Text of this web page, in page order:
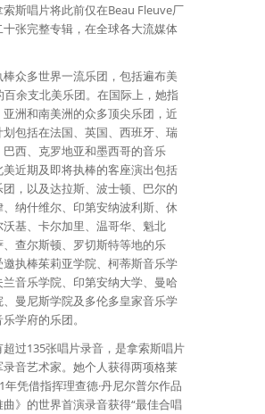
斯唱片将此前仅在Beau Fleuve厂
十张完整专辑，在全球各大流媒体
众多世界一流乐团，包括遍布美
百余支北美乐团。在国际上，她指
洲和南美洲的众多顶尖乐团，近
包括在法国、英国、西班牙、瑞
西、克罗地亚和墨西哥的音乐
近期及即将执棒的客座演出包括
团，以及达拉斯、波士顿、巴尔的
、纳什维尔、印第安纳波利斯、休
基、卡尔加里、温哥华、魁北
、查尔斯顿、罗切斯特等地的乐
邀执棒茱莉亚学院、柯蒂斯音乐学
音乐学院、印第安纳大学、曼哈
曼尼斯学院及多伦多皇家音乐学
学府的乐团。
过135张唱片录音，是拿索斯唱片
音艺术家。她个人获得两项格莱
年凭借指挥理查德·丹尼尔普尔作品
曲》的世界首演录音获得“最佳合唱